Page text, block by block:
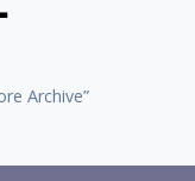
Archive”